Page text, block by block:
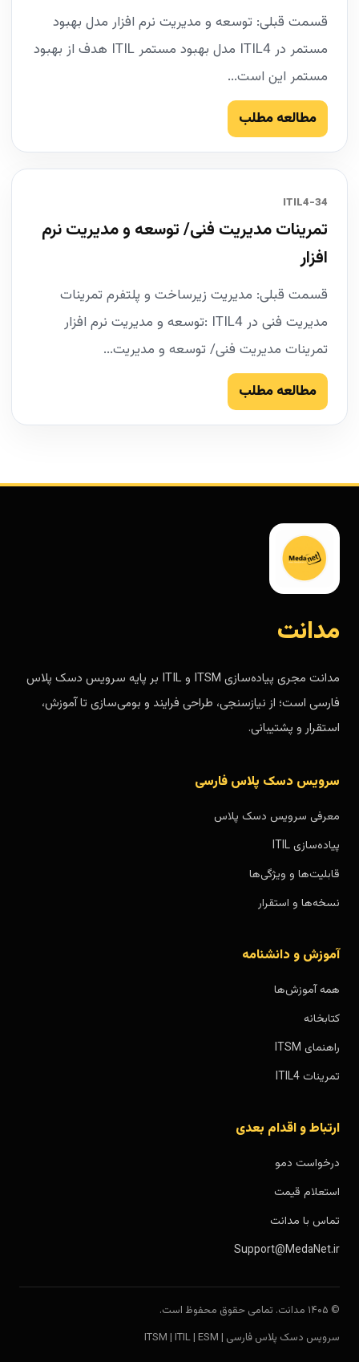
قسمت قبلی: توسعه و مدیریت نرم افزار مدل بهبود
مستمر در ITIL4 مدل بهبود مستمر ITIL هدف از بهبود
مستمر این است...
مطالعه مطلب
34-ITIL4
تمرینات مدیریت فنی/ توسعه و مدیریت نرم
افزار
قسمت قبلی: مدیریت زیرساخت و پلتفرم تمرینات
مدیریت فنی در ITIL4 :توسعه و مدیریت نرم افزار
تمرینات مدیریت فنی/ توسعه و مدیریت...
مطالعه مطلب
مدانت
مدانت مجری پیاده‌سازی ITSM و ITIL بر پایه سرویس دسک پلاس
فارسی است؛ از نیازسنجی، طراحی فرایند و بومی‌سازی تا آموزش،
استقرار و پشتیبانی.
سرویس دسک پلاس فارسی
معرفی سرویس دسک پلاس
پیاده‌سازی ITIL
قابلیت‌ها و ویژگی‌ها
نسخه‌ها و استقرار
آموزش و دانشنامه
همه آموزش‌ها
کتابخانه
راهنمای ITSM
تمرینات ITIL4
ارتباط و اقدام بعدی
درخواست دمو
استعلام قیمت
تماس با مدانت
Support@MedaNet.ir
© ۱۴۰۵ مدانت. تمامی حقوق محفوظ است.
سرویس دسک پلاس فارسی | ITSM | ITIL | ESM